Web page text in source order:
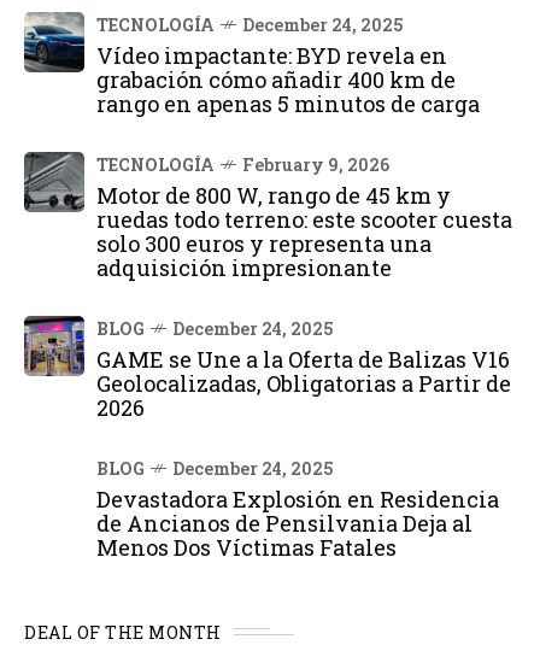
TECNOLOGÍA December 24, 2025
Vídeo impactante: BYD revela en
grabación cómo añadir 400 km de
rango en apenas 5 minutos de carga
TECNOLOGÍA February 9, 2026
Motor de 800 W, rango de 45 km y
ruedas todo terreno: este scooter cuesta
solo 300 euros y representa una
adquisición impresionante
BLOG December 24, 2025
GAME se Une a la Oferta de Balizas V16
Geolocalizadas, Obligatorias a Partir de
2026
BLOG December 24, 2025
Devastadora Explosión en Residencia
de Ancianos de Pensilvania Deja al
Menos Dos Víctimas Fatales
DEAL OF THE MONTH